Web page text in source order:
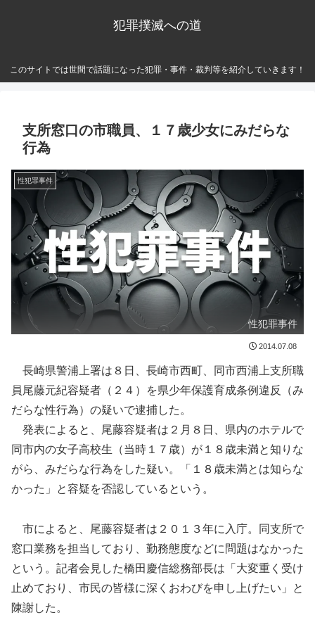
犯罪撲滅への道
このサイトでは世間で話題になった犯罪・事件・裁判等を紹介していきます！
支所窓口の市職員、１７歳少女にみだらな
行為
性犯罪事件
性犯罪事件
2014.07.08
長崎県警浦上署は８日、長崎市西町、同市西浦上支所職
員尾藤元紀容疑者（２４）を県少年保護育成条例違反（み
だらな性行為）の疑いで逮捕した。
発表によると、尾藤容疑者は２月８日、県内のホテルで
同市内の女子高校生（当時１７歳）が１８歳未満と知りな
がら、みだらな行為をした疑い。「１８歳未満とは知らな
かった」と容疑を否認しているという。
市によると、尾藤容疑者は２０１３年に入庁。同支所で
窓口業務を担当しており、勤務態度などに問題はなかった
という。記者会見した橋田慶信総務部長は「大変重く受け
止めており、市民の皆様に深くおわびを申し上げたい」と
陳謝した。